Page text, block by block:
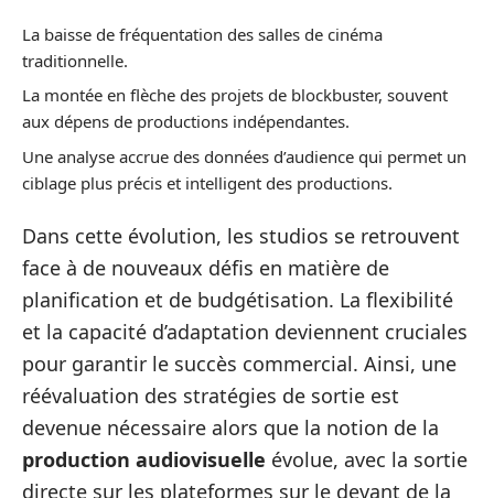
La baisse de fréquentation des salles de cinéma
traditionnelle.
La montée en flèche des projets de blockbuster, souvent
aux dépens de productions indépendantes.
Une analyse accrue des données d’audience qui permet un
ciblage plus précis et intelligent des productions.
Dans cette évolution, les studios se retrouvent
face à de nouveaux défis en matière de
planification et de budgétisation. La flexibilité
et la capacité d’adaptation deviennent cruciales
pour garantir le succès commercial. Ainsi, une
réévaluation des stratégies de sortie est
devenue nécessaire alors que la notion de la
production audiovisuelle évolue, avec la sortie
directe sur les plateformes sur le devant de la